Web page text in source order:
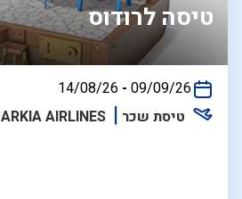
טיסה לרודוס
בין
התאריכים,
14/08/26 - 09/09/26
טיסת שכר
ARKIA AIRLINES